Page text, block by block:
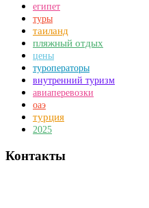
египет
туры
таиланд
пляжный отдых
цены
туроператоры
внутренний туризм
авиаперевозки
оаэ
турция
2025
Контакты